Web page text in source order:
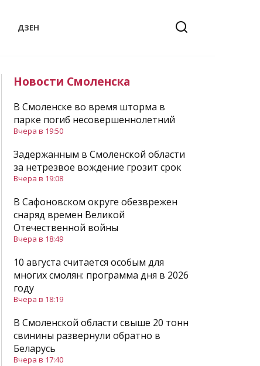
ДЗЕН
Новости Смоленска
В Смоленске во время шторма в
парке погиб несовершеннолетний
Вчера в 19:50
Задержанным в Смоленской области
за нетрезвое вождение грозит срок
Вчера в 19:08
В Сафоновском округе обезврежен
снаряд времен Великой
Отечественной войны
Вчера в 18:49
10 августа считается особым для
многих смолян: программа дня в 2026
году
Вчера в 18:19
В Смоленской области свыше 20 тонн
свинины развернули обратно в
Беларусь
Вчера в 17:40